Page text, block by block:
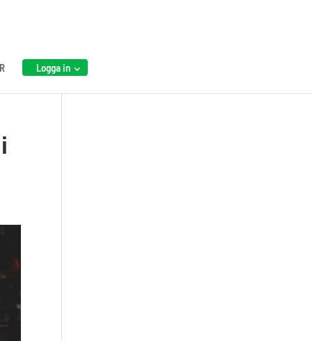
Logga in